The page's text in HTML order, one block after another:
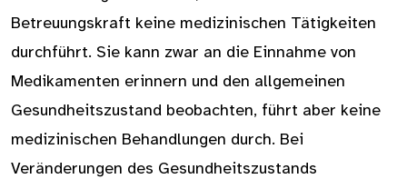
Betreuungskraft keine medizinischen Tätigkeiten
durchführt. Sie kann zwar an die Einnahme von
Medikamenten erinnern und den allgemeinen
Gesundheitszustand beobachten, führt aber keine
medizinischen Behandlungen durch. Bei
Veränderungen des Gesundheitszustands